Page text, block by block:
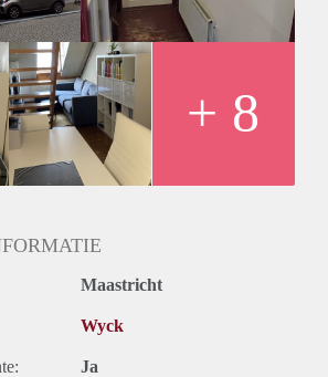
VOOR 1 RUSTIGE
+ 8
Maastricht
Wyck
Ja